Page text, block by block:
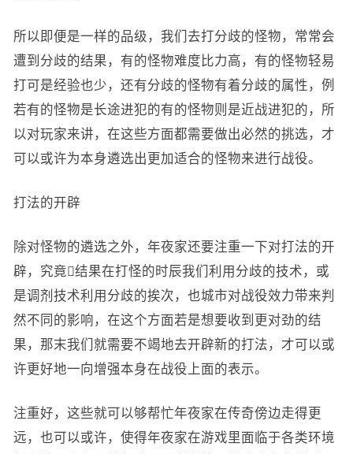
所以即便是一样的品级，我们去打分歧的怪物，常常会
遭到分歧的结果，有的怪物难度比力高，有的怪物轻易
打可是经验也少，还有分歧的怪物有着分歧的属性，例
若有的怪物是长途进犯的有的怪物则是近战进犯的，所
以对玩家来讲，在这些方面都需要做出必然的挑选，才
可以或许为本身遴选出更加适合的怪物来进行战役。
打法的开辟
除对怪物的遴选之外，年夜家还要注重一下对打法的开
辟，究竟结果在打怪的时辰我们利用分歧的技术，或
是调剂技术利用分歧的挨次，也城市对战役效力带来判
然不同的影响，在这个方面若是想要收到更对劲的结
果，那末我们就需要不竭地去开辟新的打法，才可以或
许更好地一向增强本身在战役上面的表示。
注重好，这些就可以够帮忙年夜家在传奇傍边走得更
远，也可以或许，使得年夜家在游戏里面临于各类环境